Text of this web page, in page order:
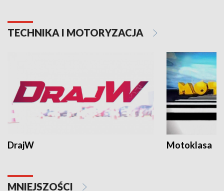
TECHNIKA I MOTORYZACJA
DrajW Motoklasa
MNIEJSZOŚCI